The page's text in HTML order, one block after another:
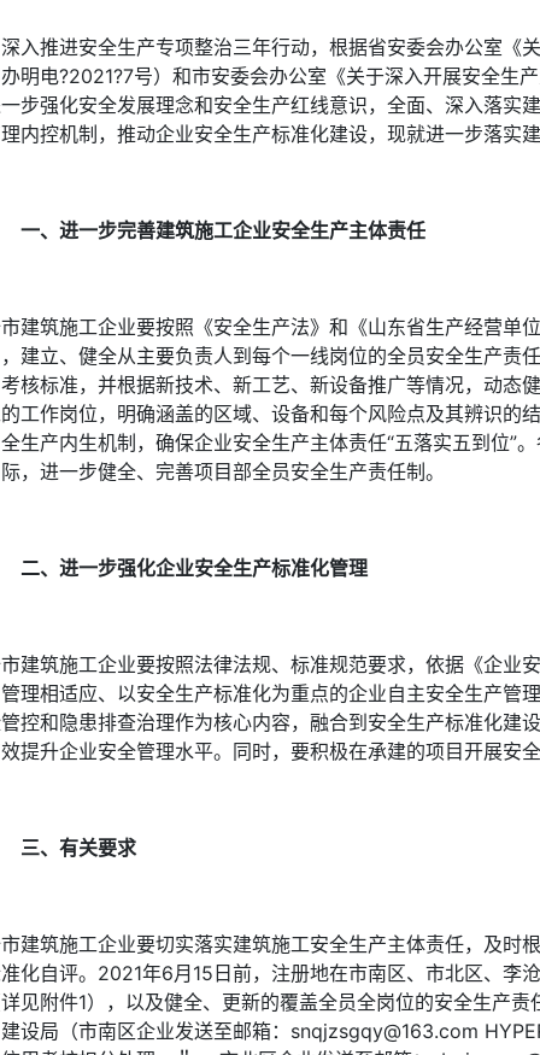
入推进安全生产专项整治三年行动，根据省安委会办公室《
明电?2021?7号）和市安委会办公室《关于深入开展安全生
步强化安全发展理念和安全生产红线意识，全面、深入落实
内控机制，推动企业安全生产标准化建设，现就进一步落实
进一步完善建筑施工企业安全生产主体责任
建筑施工企业要按照《安全生产法》和《山东省生产经营单
建立、健全从主要负责人到每个一线岗位的全员安全生产责
核标准，并根据新技术、新工艺、新设备推广等情况，动态
工作岗位，明确涵盖的区域、设备和每个风险点及其辨识的
生产内生机制，确保企业安全生产主体责任“五落实五到位”
，进一步健全、完善项目部全员安全生产责任制。
进一步强化企业安全生产标准化管理
建筑施工企业要按照法律法规、标准规范要求，依据《企业
理相适应、以安全生产标准化为重点的企业自主安全生产管
控和隐患排查治理作为核心内容，融合到安全生产标准化建
提升企业安全管理水平。同时，要积极在承建的项目开展安
、有关要求
建筑施工企业要切实落实建筑施工安全生产主体责任，及时
化自评。2021年6月15日前，注册地在市南区、市北区、李
见附件1），以及健全、更新的覆盖全员全岗位的安全生产
设局（市南区企业发送至邮箱：snqjzsgqy@163.com